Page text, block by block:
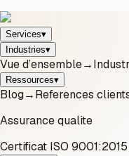
Services▾
Industries▾
Vue d’ensemble→
Ressources▾
Blog→References
Assurance qualite
Certificat ISO 9001:2015